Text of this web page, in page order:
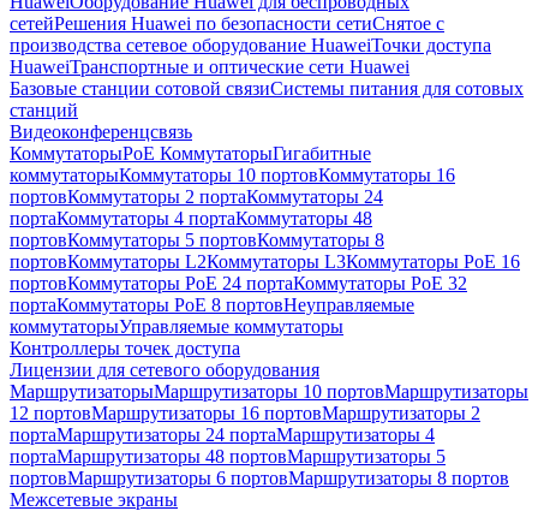
сетейРешения Huawei по безопасности сетиСнятое с
производства сетевое оборудование HuaweiТочки доступа
HuaweiТранспортные и оптические сети Huawei
Базовые станции сотовой связиСистемы питания для сотовых
станций
Видеоконференцсвязь
КоммутаторыPoE КоммутаторыГигабитные
коммутаторыКоммутаторы 10 портовКоммутаторы 16
портовКоммутаторы 2 портаКоммутаторы 24
портаКоммутаторы 4 портаКоммутаторы 48
портовКоммутаторы 5 портовКоммутаторы 8
портовКоммутаторы L2Коммутаторы L3Коммутаторы PoE 16
портовКоммутаторы PoE 24 портаКоммутаторы PoE 32
портаКоммутаторы PoE 8 портовНеуправляемые
коммутаторыУправляемые коммутаторы
Контроллеры точек доступа
Лицензии для сетевого оборудования
МаршрутизаторыМаршрутизаторы 10 портовМаршрутизаторы
12 портовМаршрутизаторы 16 портовМаршрутизаторы 2
портаМаршрутизаторы 24 портаМаршрутизаторы 4
портаМаршрутизаторы 48 портовМаршрутизаторы 5
портовМаршрутизаторы 6 портовМаршрутизаторы 8 портов
Межсетевые экраны